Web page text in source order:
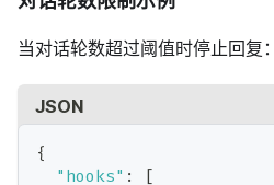
当对话轮数超过阈值时停止回复：
JSON
{
"hooks" :
[